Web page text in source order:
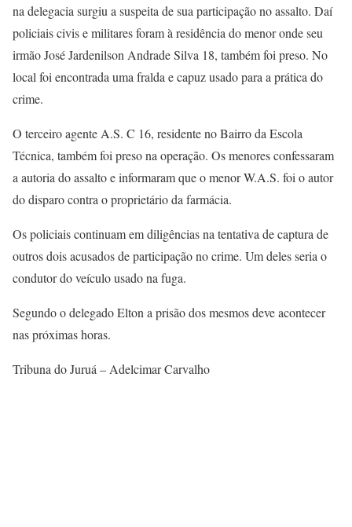
na delegacia surgiu a suspeita de sua participação no assalto. Daí
policiais civis e militares foram à residência do menor onde seu
irmão José Jardenilson Andrade Silva 18, também foi preso. No
local foi encontrada uma fralda e capuz usado para a prática do
crime.
O terceiro agente A.S. C 16, residente no Bairro da Escola
Técnica, também foi preso na operação. Os menores confessaram
a autoria do assalto e informaram que o menor W.A.S. foi o autor
do disparo contra o proprietário da farmácia.
Os policiais continuam em diligências na tentativa de captura de
outros dois acusados de participação no crime. Um deles seria o
condutor do veículo usado na fuga.
Segundo o delegado Elton a prisão dos mesmos deve acontecer
nas próximas horas.
Tribuna do Juruá – Adelcimar Carvalho